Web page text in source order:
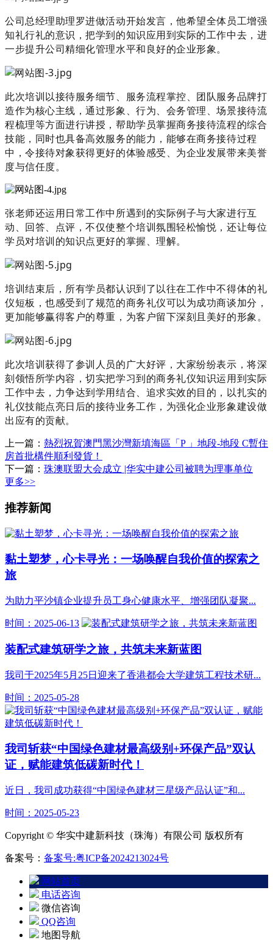
公司总经理助理罗进做活动开始发言，他希望全体员工增强
知礼行礼的意识，把学到的知识应用到实际的工作中去，进
一步提升公司精细化管理水平和良好的企业形象。
此次培训以接待服务细节、服务流程掌控、团队服务品牌打
造作为核心主线，通过形象、行为、会务管理、场景接待流
程梳理等方面进行讲授，帮助学员掌握商务接待流程的综合
技能，同时也具备高效服务的能力，能够在商务接待过程
中，令接待对象获得更好的体验感受、为企业发展带来美誉
度与信任度。
张老师还运用日常工作中所遇到的实际例子与大家进行互
动、回答、点评，不仅使整个培训氛围轻松愉悦，还让每位
学员对培训的知识点更好的掌握、理解。
培训结束后，所有学员都认识到了以往在工作中不得体的礼
仪短板，也感受到了规范的商务礼仪可以为成功商谈加分，
更加能够赢得客户的尊重，为客户留下深刻且美好的形象。
此次培训获得了参训人员的广大好评，大家纷纷表示，将深
刻领悟所学内容，切实把学习到的商务礼仪知识运用到实际
工作中去，力争达到学用结合、追求实效的目的，以扎实的
礼仪技能点亮日后的接待业务工作，为强化企业形象建设做
出应有的贡献。
上一篇： 熱烈祝賀澳門黑沙灣新填海區「P 」地段-地段 C暫住
房首批構件順利發貨！
下一篇： 珠澳联盟大会成立 |华实中建公司被聘为理事单位
更多>>
推荐新闻
黏土塑梦，心卡寻光：一场唤醒自我价值的探索之
旅
为助力平沙镇企业提升员工身心健康水平、增强团队凝聚...
时间：2025-06-13
装配式建筑研学之旅，共筑未来新蓝图
我司于2025年5月25日迎来了香港都会大学建筑工程技术研...
时间：2025-05-28
我司斩获“中国绿色建材最高级别+环保产品”双认
证，赋能建筑低碳新时代！
近日，我司成功获得“中国绿色建材三星级产品认证”和...
时间：2025-05-23
Copyright © 华实中建新科技（珠海）有限公司 版权所有
备案号： 备案号:粤ICP备2024213024号
网站首页
电话咨询
微信咨询
QQ咨询
地图导航